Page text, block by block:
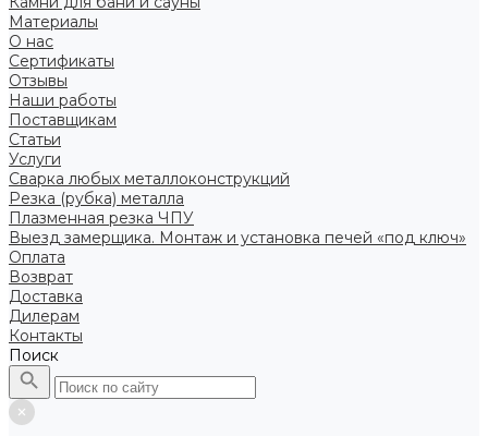
Материалы
О нас
Сертификаты
Отзывы
Наши работы
Поставщикам
Статьи
Услуги
Сварка любых металлоконструкций
Резка (рубка) металла
Плазменная резка ЧПУ
Выезд замерщика. Монтаж и установка печей «под ключ»
Оплата
Возврат
Доставка
Дилерам
Контакты
Поиск